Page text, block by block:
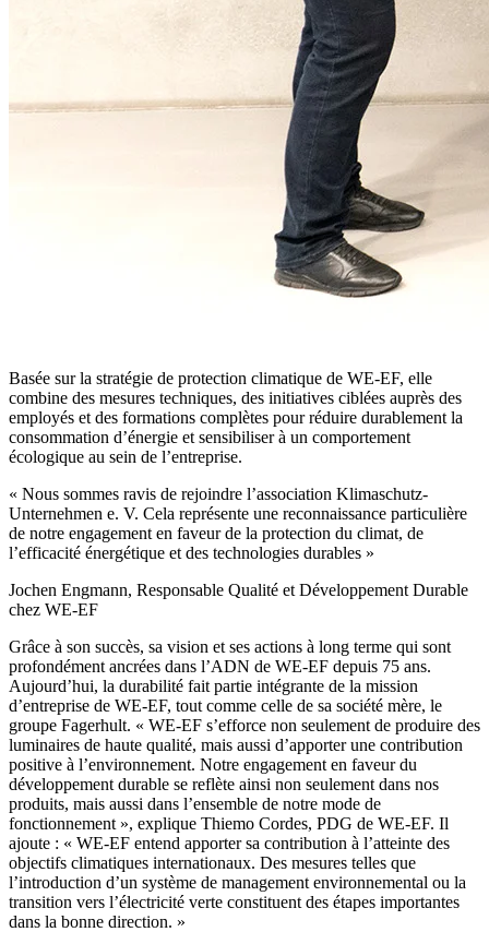
Basée sur la stratégie de protection climatique de WE-EF, elle
combine des mesures techniques, des initiatives ciblées auprès des
employés et des formations complètes pour réduire durablement la
consommation d’énergie et sensibiliser à un comportement
écologique au sein de l’entreprise.
« Nous sommes ravis de rejoindre l’association Klimaschutz-
Unternehmen e. V. Cela représente une reconnaissance particulière
de notre engagement en faveur de la protection du climat, de
l’efficacité énergétique et des technologies durables »
Jochen Engmann, Responsable Qualité et Développement Durable
chez WE-EF
Grâce à son succès, sa vision et ses actions à long terme qui sont
profondément ancrées dans l’ADN de WE-EF depuis 75 ans.
Aujourd’hui, la durabilité fait partie intégrante de la mission
d’entreprise de WE-EF, tout comme celle de sa société mère, le
groupe Fagerhult. « WE-EF s’efforce non seulement de produire des
luminaires de haute qualité, mais aussi d’apporter une contribution
positive à l’environnement. Notre engagement en faveur du
développement durable se reflète ainsi non seulement dans nos
produits, mais aussi dans l’ensemble de notre mode de
fonctionnement », explique Thiemo Cordes, PDG de WE-EF. Il
ajoute : « WE-EF entend apporter sa contribution à l’atteinte des
objectifs climatiques internationaux. Des mesures telles que
l’introduction d’un système de management environnemental ou la
transition vers l’électricité verte constituent des étapes importantes
dans la bonne direction. »